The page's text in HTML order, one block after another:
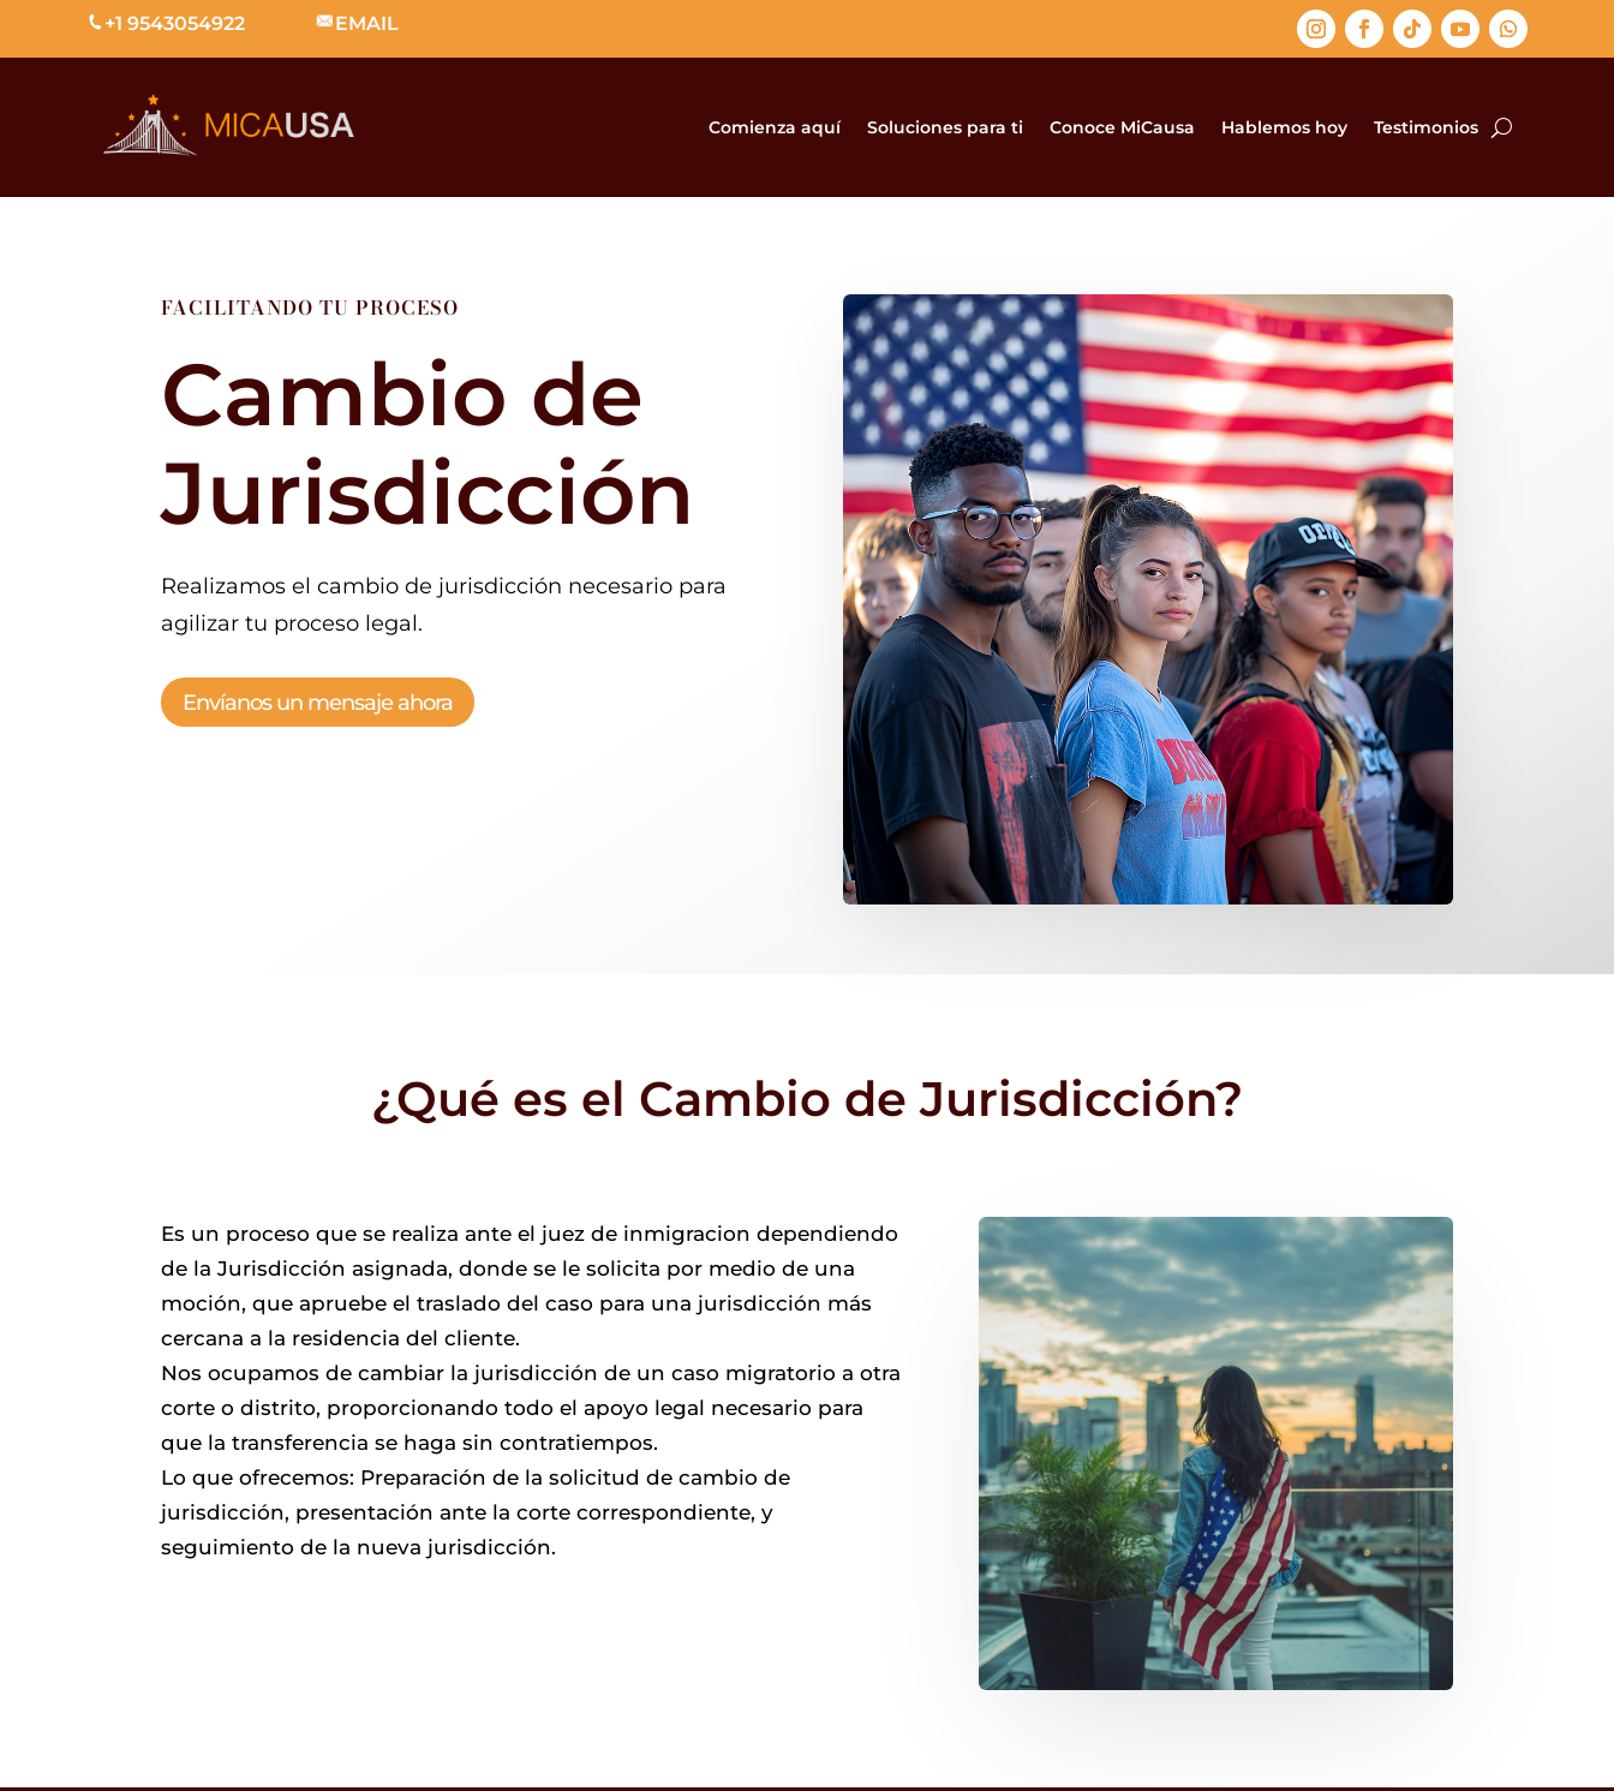
+1 9543054922 EMAIL
Comienza aquí Soluciones para ti Conoce MiCausa Hablemos hoy Testimonios
FACILITANDO TU PROCESO
Cambio de
Jurisdicción
Realizamos el cambio de jurisdicción necesario para
agilizar tu proceso legal.
Envíanos un mensaje ahora
¿Qué es el Cambio de Jurisdicción?
Es un proceso que se realiza ante el juez de inmigracion dependiendo
de la Jurisdicción asignada, donde se le solicita por medio de una
moción, que apruebe el traslado del caso para una jurisdicción más
cercana a la residencia del cliente.
Nos ocupamos de cambiar la jurisdicción de un caso migratorio a otra
corte o distrito, proporcionando todo el apoyo legal necesario para
que la transferencia se haga sin contratiempos.
Lo que ofrecemos: Preparación de la solicitud de cambio de
jurisdicción, presentación ante la corte correspondiente, y
seguimiento de la nueva jurisdicción.